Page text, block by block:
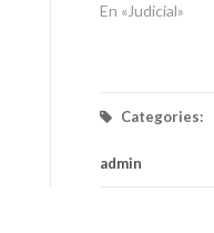
En «Judicial»
Categories:
admin